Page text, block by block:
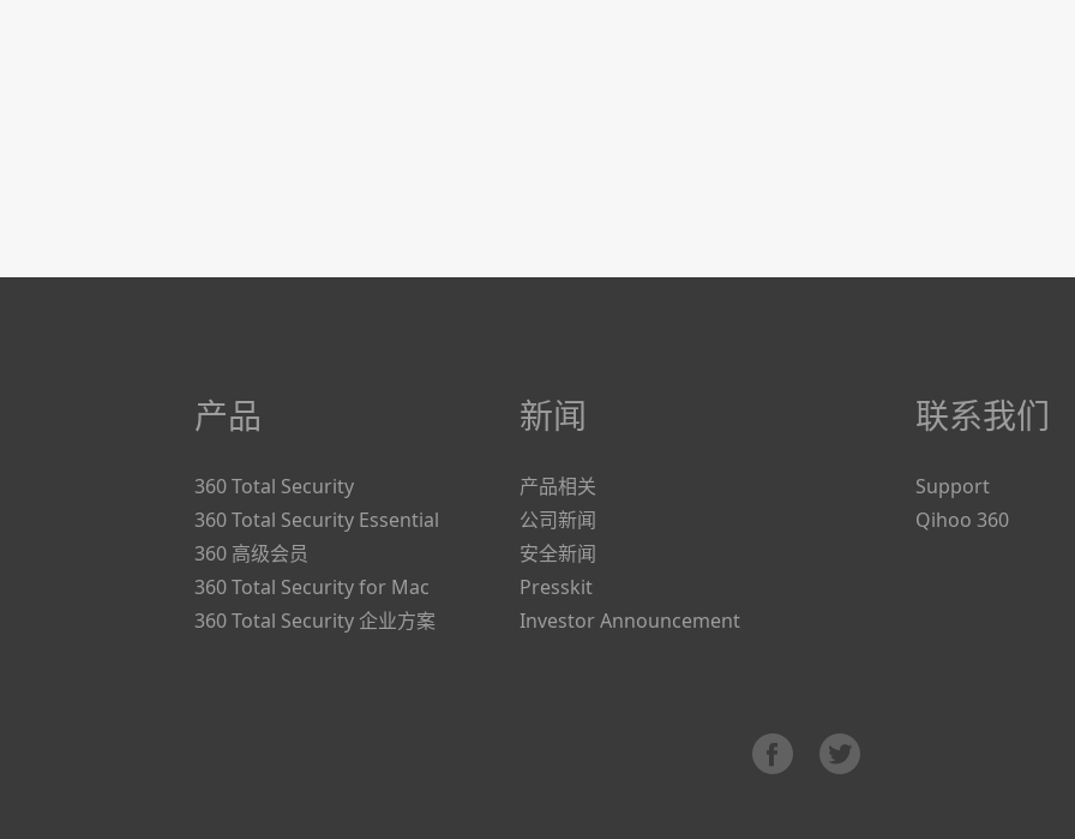
产品
360 Total Security
360 Total Security Essential
360 高级会员
360 Total Security for Mac
360 Total Security 企业方案
新闻
产品相关
公司新闻
安全新闻
Presskit
Investor Announcement
联系我们
Support
Qihoo 360